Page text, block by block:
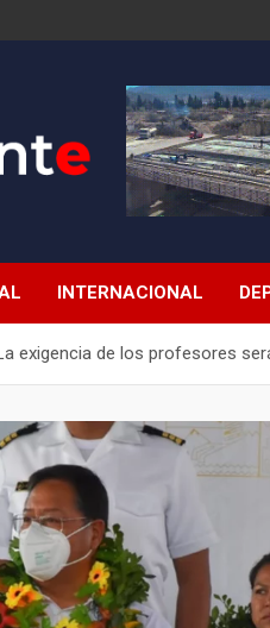
INTERNACIONAL
exigencia de los profesores